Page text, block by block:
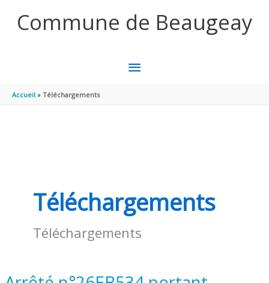
Commune de Beaugeay
MENU
Accueil Téléchargements
Téléchargements
Téléchargements